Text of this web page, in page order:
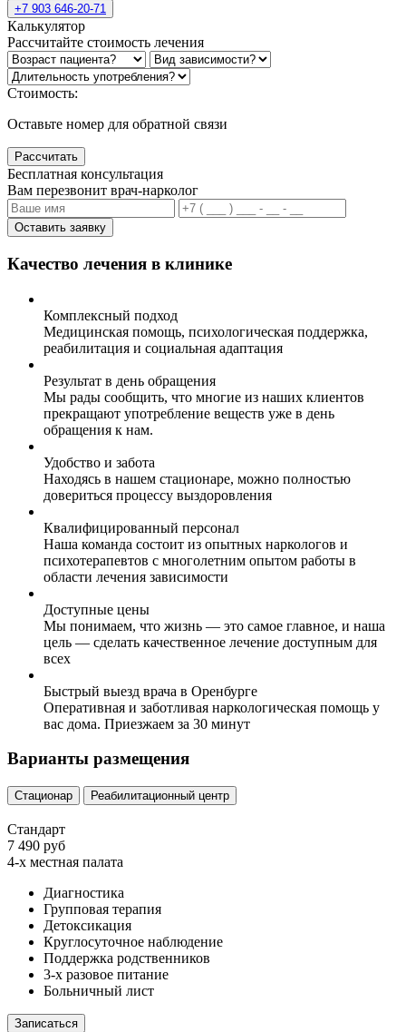
+7 903 646-20-71
Калькулятор
Рассчитайте стоимость лечения
Стоимость:
Оставьте номер для обратной связи
Рассчитать
Бесплатная консультация
Вам перезвонит врач-нарколог
Оставить заявку
Качество лечения в клинике
Комплексный подход
Медицинская помощь, психологическая поддержка,
реабилитация и социальная адаптация
Результат в день обращения
Мы рады сообщить, что многие из наших клиентов
прекращают употребление веществ уже в день
обращения к нам.
Удобство и забота
Находясь в нашем стационаре, можно полностью
довериться процессу выздоровления
Квалифицированный персонал
Наша команда состоит из опытных наркологов и
психотерапевтов с многолетним опытом работы в
области лечения зависимости
Доступные цены
Мы понимаем, что жизнь — это самое главное, и наша
цель — сделать качественное лечение доступным для
всех
Быстрый выезд врача в Оренбурге
Оперативная и заботливая наркологическая помощь у
вас дома. Приезжаем за 30 минут
Варианты размещения
Стационар Реабилитационный центр
Стандарт
7 490 руб
4-х местная палата
Диагностика
Групповая терапия
Детоксикация
Круглосуточное наблюдение
Поддержка родственников
3-х разовое питание
Больничный лист
Записаться